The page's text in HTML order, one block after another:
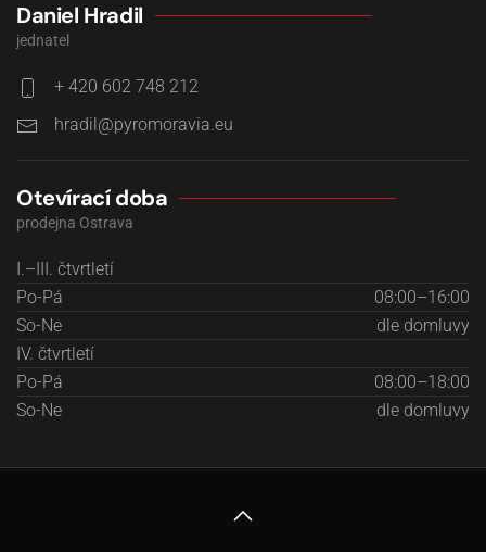
Daniel Hradil
jednatel
+ 420 602 748 212
hradil@pyromoravia.eu
Otevírací doba
prodejna Ostrava
I.–III. čtvrtletí
Po-Pá
08:00–16:00
So-Ne
dle domluvy
IV. čtvrtletí
Po-Pá
08:00–18:00
So-Ne
dle domluvy